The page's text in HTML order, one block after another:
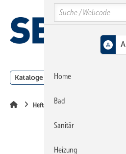
Hauptinhalt
Hauptmenü
SiteSearch
Kataloge Meldungen
Heftarchiv
Search
Home
Bad
Sanitär
Heizung